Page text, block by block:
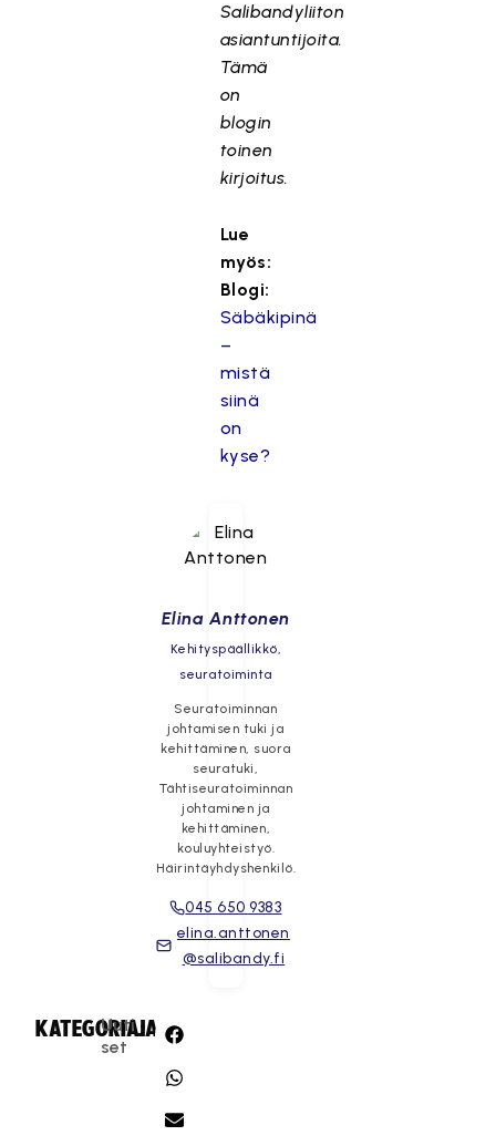
Salibandyliiton
asiantuntijoita.
Tämä
on
blogin
toinen
kirjoitus.
Lue
myös:
Blogi:
Säbäkipinä
–
mistä
siinä
on
kyse?
Elina Anttonen
Kehityspäällikkö,
seuratoiminta
Seuratoiminnan
johtamisen tuki ja
kehittäminen, suora
seuratuki,
Tähtiseuratoiminnan
johtaminen ja
kehittäminen,
kouluyhteistyö.
Häirintäyhdyshenkilö.
045 650 9383
elina.anttonen
@salibandy.fi
KATEGORIA:
Uuti
set
JAA: